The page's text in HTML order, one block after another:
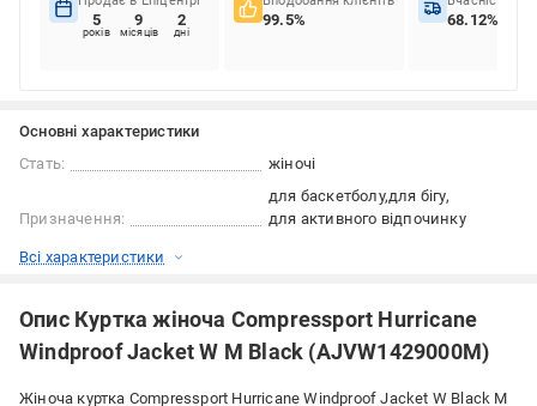
5
років
9
місяців
2
дні
99.5% 68.12%
Основні характеристики
Стать:
жіночі
Призначення:
для баскетболу для бігу
для активного відпочинку
Всі характеристики
Опис Куртка жіноча Compressport Hurricane
Windproof Jacket W M Black (AJVW1429000M)
Жіноча куртка Compressport Hurricane Windproof Jacket W Black M